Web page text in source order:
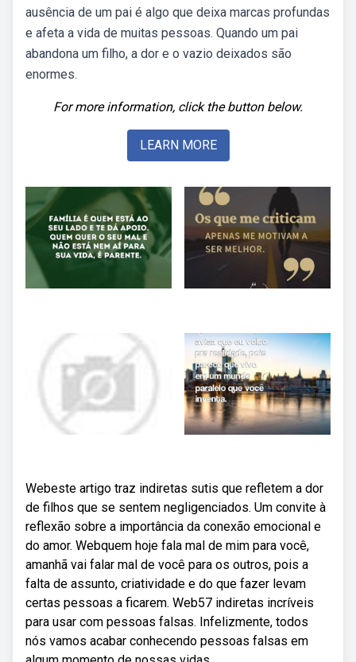
ausência de um pai é algo que deixa marcas profundas
e afeta a vida de muitas pessoas. Quando um pai
abandona um filho, a dor e o vazio deixados são
enormes.
For more information, click the button below.
LEARN MORE
Webeste artigo traz indiretas sutis que refletem a dor
de filhos que se sentem negligenciados. Um convite à
reflexão sobre a importância da conexão emocional e
do amor. Webquem hoje fala mal de mim para você,
amanhã vai falar mal de você para os outros, pois a
falta de assunto, criatividade e do que fazer levam
certas pessoas a ficarem. Web57 indiretas incríveis
para usar com pessoas falsas. Infelizmente, todos
nós vamos acabar conhecendo pessoas falsas em